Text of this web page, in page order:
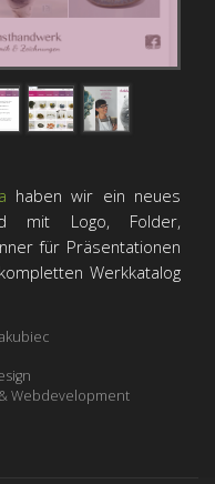
haben wir ein neues
mit Logo, Folder,
für Präsentationen
Werkkatalog
Webdevelopment